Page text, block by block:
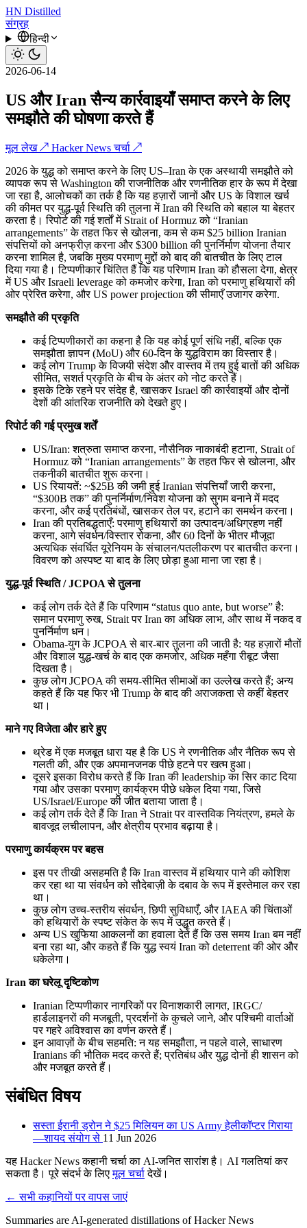
HN Distilled
संग्रह
हिन्दी
2026-06-14
US और Iran सैन्य कार्रवाइयाँ समाप्त करने के लिए
समझौते की घोषणा करते हैं
मूल लेख ↗ Hacker News चर्चा ↗
2026 के युद्ध को समाप्त करने के लिए US–Iran के एक अस्थायी समझौते को
व्यापक रूप से Washington की राजनीतिक और रणनीतिक हार के रूप में देखा
जा रहा है, आलोचकों का तर्क है कि यह हज़ारों जानों और US के विशाल खर्च
की कीमत पर युद्ध-पूर्व स्थिति की तुलना में Iran की स्थिति को बहाल या बेहतर
करता है। रिपोर्ट की गई शर्तों में Strait of Hormuz को “Iranian
arrangements” के तहत फिर से खोलना, कम से कम $25 billion Iranian
संपत्तियों को अनफ्रीज़ करना और $300 billion की पुनर्निर्माण योजना तैयार
करना शामिल है, जबकि मुख्य परमाणु मुद्दों को बाद की बातचीत के लिए टाल
दिया गया है। टिप्पणीकार चिंतित हैं कि यह परिणाम Iran को हौसला देगा, क्षेत्र
में US और Israeli leverage को कमजोर करेगा, Iran को परमाणु हथियारों की
ओर प्रेरित करेगा, और US power projection की सीमाएँ उजागर करेगा.
समझौते की प्रकृति
कई टिप्पणीकारों का कहना है कि यह कोई पूर्ण संधि नहीं, बल्कि एक
समझौता ज्ञापन (MoU) और 60‑दिन के युद्धविराम का विस्तार है।
कई लोग Trump के विजयी संदेश और वास्तव में तय हुई बातों की अधिक
सीमित, सशर्त प्रकृति के बीच के अंतर को नोट करते हैं।
इसके टिके रहने पर संदेह है, खासकर Israel की कार्रवाइयों और दोनों
देशों की आंतरिक राजनीति को देखते हुए।
रिपोर्ट की गई प्रमुख शर्तें
US/Iran: शत्रुता समाप्त करना, नौसैनिक नाकाबंदी हटाना, Strait of
Hormuz को “Iranian arrangements” के तहत फिर से खोलना, और
तकनीकी बातचीत शुरू करना।
US रियायतें: ~$25B की जमी हुई Iranian संपत्तियाँ जारी करना,
“$300B तक” की पुनर्निर्माण/निवेश योजना को सुगम बनाने में मदद
करना, और कई प्रतिबंधों, खासकर तेल पर, हटाने का समर्थन करना।
Iran की प्रतिबद्धताएँ: परमाणु हथियारों का उत्पादन/अधिग्रहण नहीं
करना, आगे संवर्धन/विस्तार रोकना, और 60 दिनों के भीतर मौजूदा
अत्यधिक संवर्धित यूरेनियम के संचालन/पतलीकरण पर बातचीत करना।
विवरण को अस्पष्ट या बाद के लिए छोड़ा हुआ माना जा रहा है।
युद्ध-पूर्व स्थिति / JCPOA से तुलना
कई लोग तर्क देते हैं कि परिणाम “status quo ante, but worse” है:
समान परमाणु रुख, Strait पर Iran का अधिक लाभ, और साथ में नकद व
पुनर्निर्माण धन।
Obama-युग के JCPOA से बार-बार तुलना की जाती है: यह हज़ारों मौतों
और विशाल युद्ध-खर्च के बाद एक कमजोर, अधिक महँगा रीबूट जैसा
दिखता है।
कुछ लोग JCPOA की समय-सीमित सीमाओं का उल्लेख करते हैं; अन्य
कहते हैं कि यह फिर भी Trump के बाद की अराजकता से कहीं बेहतर
था।
माने गए विजेता और हारे हुए
थ्रेड में एक मजबूत धारा यह है कि US ने रणनीतिक और नैतिक रूप से
गलती की, और एक अपमानजनक पीछे हटने पर खत्म हुआ।
दूसरे इसका विरोध करते हैं कि Iran की leadership का सिर काट दिया
गया और उसका परमाणु कार्यक्रम पीछे धकेल दिया गया, जिसे
US/Israel/Europe की जीत बताया जाता है।
कई लोग तर्क देते हैं कि Iran ने Strait पर वास्तविक नियंत्रण, हमले के
बावजूद लचीलापन, और क्षेत्रीय प्रभाव बढ़ाया है।
परमाणु कार्यक्रम पर बहस
इस पर तीखी असहमति है कि Iran वास्तव में हथियार पाने की कोशिश
कर रहा था या संवर्धन को सौदेबाज़ी के दबाव के रूप में इस्तेमाल कर रहा
था।
कुछ लोग उच्च-स्तरीय संवर्धन, छिपी सुविधाएँ, और IAEA की चिंताओं
को हथियारों के स्पष्ट संकेत के रूप में उद्धृत करते हैं।
अन्य US खुफिया आकलनों का हवाला देते हैं कि उस समय Iran बम नहीं
बना रहा था, और कहते हैं कि युद्ध स्वयं Iran को deterrent की ओर और
धकेलेगा।
Iran का घरेलू दृष्टिकोण
Iranian टिप्पणीकार नागरिकों पर विनाशकारी लागत, IRGC/
हार्डलाइनरों की मजबूती, प्रदर्शनों के कुचले जाने, और पश्चिमी वार्ताओं
पर गहरे अविश्वास का वर्णन करते हैं।
इन आवाज़ों के बीच सहमति: न यह समझौता, न पहले वाले, साधारण
Iranians की भौतिक मदद करते हैं; प्रतिबंध और युद्ध दोनों ही शासन को
और मजबूत करते हैं।
संबंधित विषय
सस्ता ईरानी ड्रोन ने $25 मिलियन का US Army हेलीकॉप्टर गिराया
—शायद संयोग से 11 Jun 2026
यह Hacker News कहानी चर्चा का AI-जनित सारांश है। AI गलतियां कर
सकता है। पूरे संदर्भ के लिएमूल चर्चादेखें।
← सभी कहानियों पर वापस जाएं
Summaries are AI-generated distillations of Hacker News